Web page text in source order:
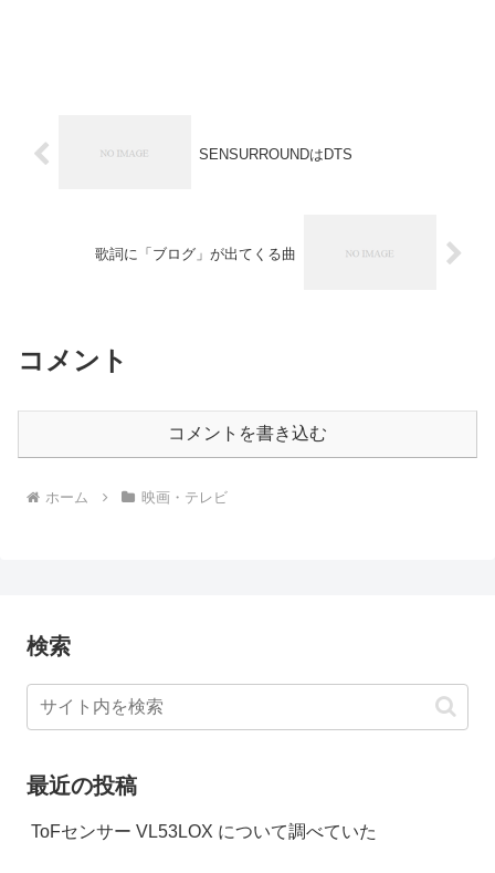
SENSURROUNDはDTS
歌詞に「ブログ」が出てくる曲
コメント
コメントを書き込む
ホーム 映画・テレビ
検索
最近の投稿
ToFセンサー VL53LOX について調べていた